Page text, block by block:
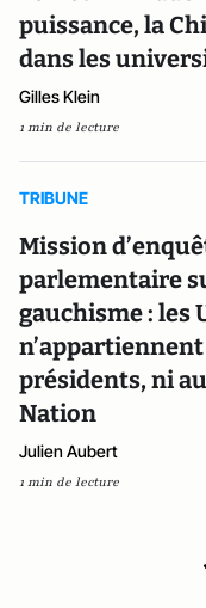
puissance, la
dans les
Gilles Klein
1 min de lecture
TRIBUNE
Mission
parlementaire
gauchisme : les
présidents, ni
Nation
Julien Aubert
1 min de lecture